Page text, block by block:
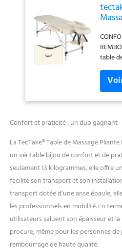
Bras,
table
4 cm
épais,
elle
un
facilité
Vous
Confort et praticité : un duo gagnant
La TecTake® Table de Massage
un véritable bijou de confort et de
seulement 13 kilogrammes, elle offre
facilite son transport et son
transport dotée d’une anse épaule,
les professionnels en mobilité. En
utilisateurs saluent son épaisseur et
procure, même pour les personnes
rembourrage de haute qualité.